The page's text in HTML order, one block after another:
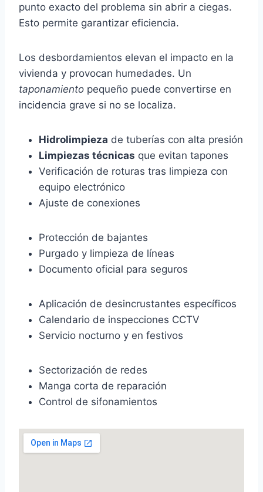
punto exacto del problema sin abrir a ciegas.
Esto permite garantizar eficiencia.
Los desbordamientos elevan el impacto en la
vivienda y provocan humedades. Un
taponamiento pequeño puede convertirse en
incidencia grave si no se localiza.
Hidrolimpieza de tuberías con alta presión
Limpiezas técnicas que evitan tapones
Verificación de roturas tras limpieza con
equipo electrónico
Ajuste de conexiones
Protección de bajantes
Purgado y limpieza de líneas
Documento oficial para seguros
Aplicación de desincrustantes específicos
Calendario de inspecciones CCTV
Servicio nocturno y en festivos
Sectorización de redes
Manga corta de reparación
Control de sifonamientos